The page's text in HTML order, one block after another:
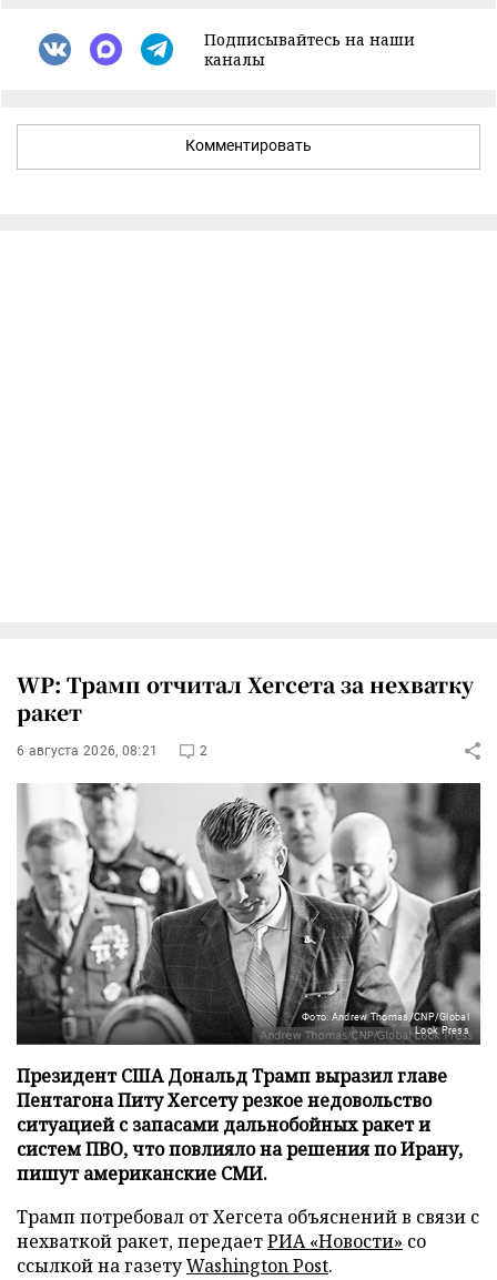
Подписывайтесь на наши
каналы
Комментировать
WP: Трамп отчитал Хегсета за нехватку
ракет
6 августа 2026, 08:21 2
Фото: Andrew Thomas/CNP/Global
Look Press
Президент США Дональд Трамп выразил главе
Пентагона Питу Хегсету резкое недовольство
ситуацией с запасами дальнобойных ракет и
систем ПВО, что повлияло на решения по Ирану,
пишут американские СМИ.
Трамп потребовал от Хегсета объяснений в связи с
нехваткой ракет, передаетРИА «Новости» со
ссылкой на газетуWashington Post.